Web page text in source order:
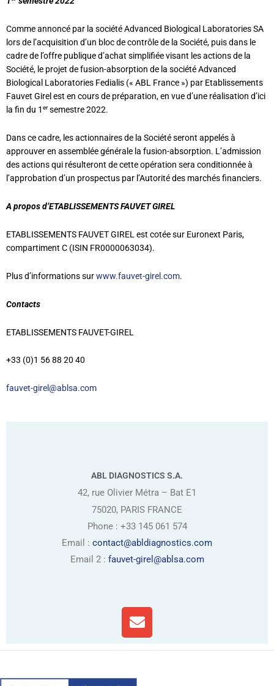
Comme annoncé par la société Advanced Biological Laboratories SA
lors de l’acquisition d’un bloc de contrôle de la Société, puis dans le
cadre de l’offre publique d’achat simplifiée visant les actions de la
Société, le projet de fusion-absorption de la société Advanced
Biological Laboratories Fedialis (« ABL France ») par Etablissements
Fauvet Girel est en cours de préparation, en vue d’une réalisation d’ici
la fin du 1 ersemestre 2022.
Dans ce cadre, les actionnaires de la Société seront appelés à
approuver en assemblée générale la fusion-absorption. L’admission
des actions qui résulteront de cette opération sera conditionnée à
l’approbation d’un prospectus par l’Autorité des marchés financiers.
A propos d’ETABLISSEMENTS FAUVET GIREL
ETABLISSEMENTS FAUVET GIREL est cotée sur Euronext Paris,
compartiment C (ISIN FR0000063034).
Plus d’informations surwww.fauvet-girel.com.
Contacts
ETABLISSEMENTS FAUVET-GIREL
+33 (0)1 56 88 20 40
fauvet-girel@ablsa.com
ABL DIAGNOSTICS S.A.
42, rue Olivier Métra – Bat E1
75020, PARIS FRANCE
Phone : +33 145 061 574
Email : contact@abldiagnostics.com
Email 2 : fauvet-girel@ablsa.com
E
n
l